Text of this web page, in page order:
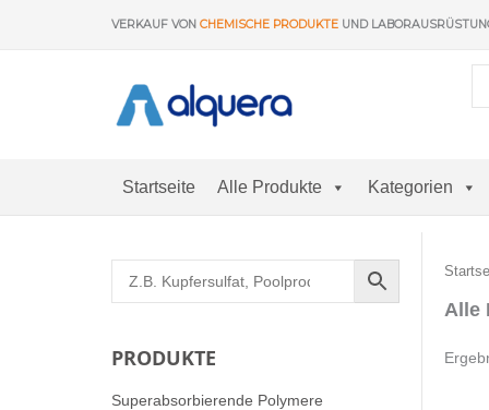
VERKAUF VON CHEMISCHE PRODUKTE UND
Startseite Alle Produkte Kategorien
PRODUKTE
Superabsorbierende Polymere
Alle